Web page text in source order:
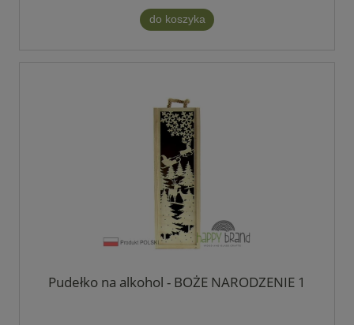
do koszyka
Pudełko na alkohol - BOŻE NARODZENIE 1